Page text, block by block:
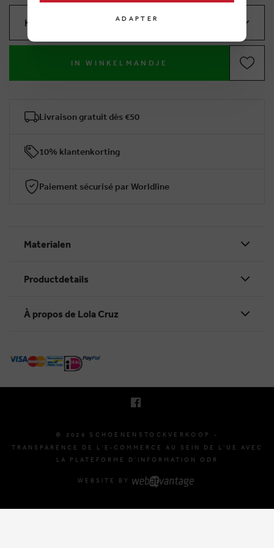
Kies je maat
IN WINKELMANDJE
Livraison gratuit dès €50
10% klantenkorting
Paiement sécurisé par Worldline
Materialen
Productdetails
À propos de Lola Cruz
E. INFO@SCHOENENSTOCKVERKOOP.BE
© 2026 SCHOENENSTOCKVERKOOP -
TRANSPARENCE DE L'E-COMMERCE AU SEIN DE L'UE AVEC
LA PLATEFORME D'INFORMATION ODR
WEBSITE BY
ADAPTER